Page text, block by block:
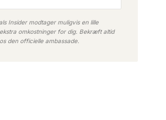
Insider modtager muligvis en lille
omkostninger for dig. Bekræft altid
den officielle ambassade.